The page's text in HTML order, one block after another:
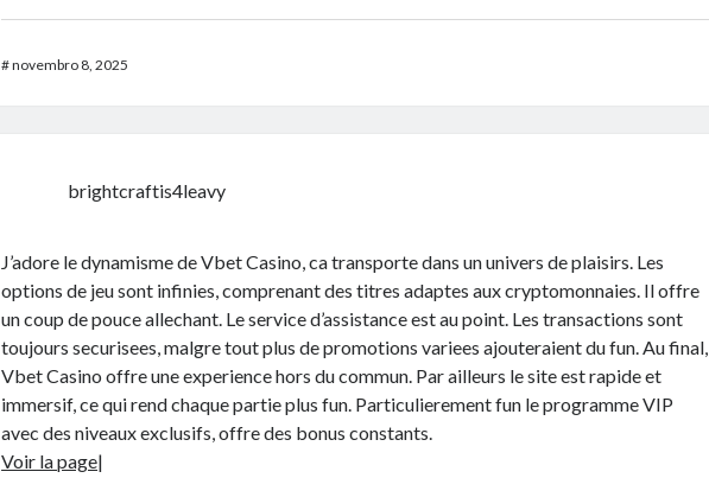
#novembro 8, 2025
brightcraftis4leavy
J’adore le dynamisme de Vbet Casino, ca transporte dans un univers de plaisirs. Les
options de jeu sont infinies, comprenant des titres adaptes aux cryptomonnaies. Il offre
un coup de pouce allechant. Le service d’assistance est au point. Les transactions sont
toujours securisees, malgre tout plus de promotions variees ajouteraient du fun. Au final,
Vbet Casino offre une experience hors du commun. Par ailleurs le site est rapide et
immersif, ce qui rend chaque partie plus fun. Particulierement fun le programme VIP
avec des niveaux exclusifs, offre des bonus constants.
Voir la page|